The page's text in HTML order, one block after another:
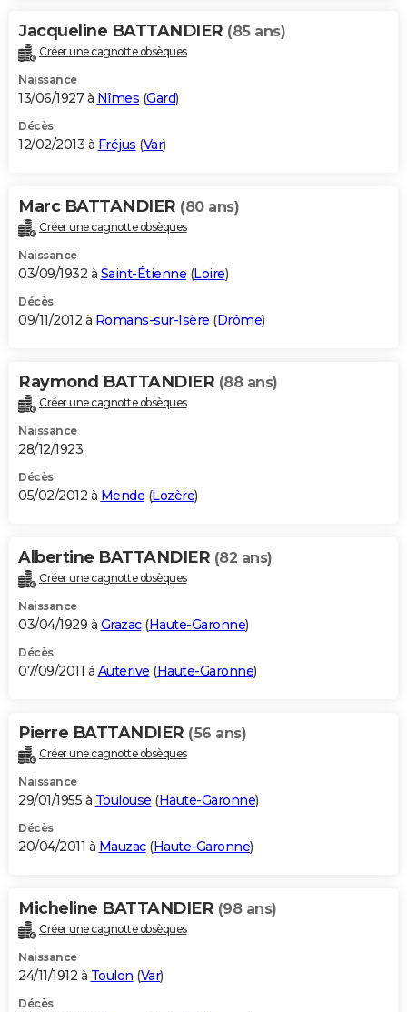
Jacqueline BATTANDIER (85 ans)
Créer une cagnotte obsèques
Naissance
13/06/1927 à Nîmes (Gard)
Décès
12/02/2013 à Fréjus (Var)
Marc BATTANDIER (80 ans)
Créer une cagnotte obsèques
Naissance
03/09/1932 à Saint-Étienne (Loire)
Décès
09/11/2012 à Romans-sur-Isère (Drôme)
Raymond BATTANDIER (88 ans)
Créer une cagnotte obsèques
Naissance
28/12/1923
Décès
05/02/2012 à Mende (Lozère)
Albertine BATTANDIER (82 ans)
Créer une cagnotte obsèques
Naissance
03/04/1929 à Grazac(Haute-Garonne)
Décès
07/09/2011 à Auterive (Haute-Garonne)
Pierre BATTANDIER (56 ans)
Créer une cagnotte obsèques
Naissance
29/01/1955 à Toulouse (Haute-Garonne)
Décès
20/04/2011 à Mauzac(Haute-Garonne)
Micheline BATTANDIER (98 ans)
Créer une cagnotte obsèques
Naissance
24/11/1912 à Toulon (Var)
Décès